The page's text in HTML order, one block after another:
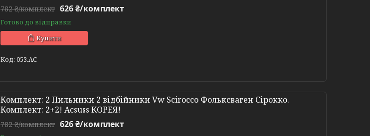
782 ₴/комплект 626 ₴/комплект
Готово до відправки
Купити
053.AC
Комплект: 2 Пильники 2 відбійники Vw Scirocco Фольксваген Сірокко.
Комплект: 2+2! Acsuss КОРЕЯ!
782 ₴/комплект 626 ₴/комплект